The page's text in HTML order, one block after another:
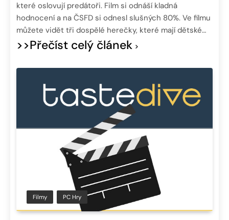
které oslovují predátoři. Film si odnáší kladná
hodnocení a na ČSFD si odnesl slušných 80%. Ve filmu
můžete vidět tři dospělé herečky, které mají dětské…
>>Přečíst celý článek
Filmy PC Hry